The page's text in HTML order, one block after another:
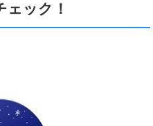
ェック！